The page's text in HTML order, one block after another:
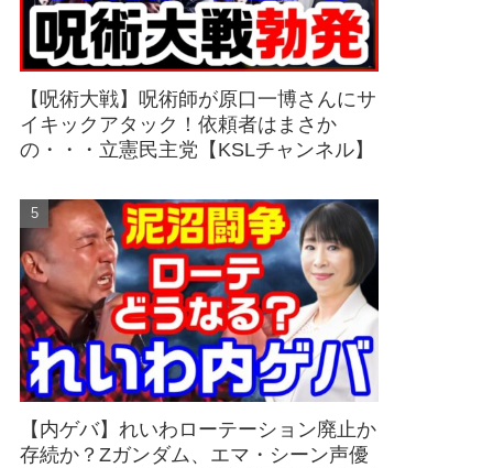
【呪術大戦】呪術師が原口一博さんにサ
イキックアタック！依頼者はまさか
の・・・立憲民主党【KSLチャンネル】
【内ゲバ】れいわローテーション廃止か
存続か？Zガンダム、エマ・シーン声優